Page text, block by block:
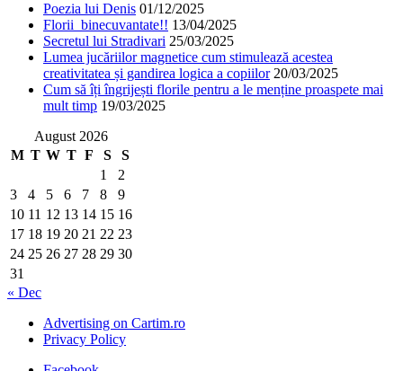
Poezia lui Denis 01/12/2025
Florii binecuvantate!! 13/04/2025
Secretul lui Stradivari 25/03/2025
Lumea jucăriilor magnetice cum stimulează acestea
creativitatea și gandirea logica a copiilor 20/03/2025
Cum să îți îngrijești florile pentru a le menține proaspete mai
mult timp 19/03/2025
August 2026
M T W T F S
S
1
2
3
4 5 6 7 8
9
10 11 12 13 14 15 16
17 18 19 20 21 22 23
24 25 26 27 28 29 30
31
« Dec
Advertising on Cartim.ro
Privacy Policy